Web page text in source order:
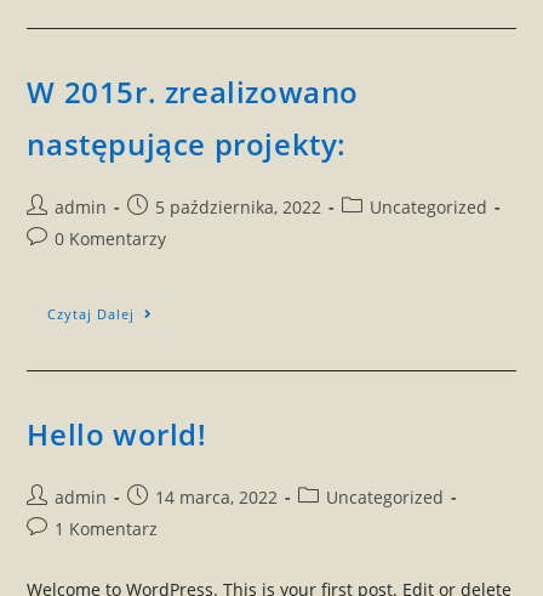
2015r.
W 2015r. zrealizowano
następujące projekty:
Post
author:
admin
Post
published:
5 października, 2022
PostUncategorized
Post0 Komentarzy
Czytaj Dalej W
Następujące
Hello world!
Post
author:
admin
Post
published:
14 marca, 2022
PostUncategorized
Post1 Komentarz
Welcome to WordPress. This is your first post. Edit or delete